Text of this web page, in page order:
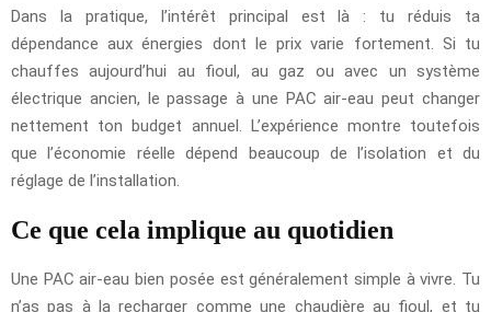
Dans la pratique, l’intérêt principal est là : tu réduis ta
dépendance aux énergies dont le prix varie fortement. Si tu
chauffes aujourd’hui au fioul, au gaz ou avec un système
électrique ancien, le passage à une PAC air-eau peut changer
nettement ton budget annuel. L’expérience montre toutefois
que l’économie réelle dépend beaucoup de l’isolation et du
réglage de l’installation.
Ce que cela implique au quotidien
Une PAC air-eau bien posée est généralement simple à vivre. Tu
n’as pas à la recharger comme une chaudière au fioul, et tu